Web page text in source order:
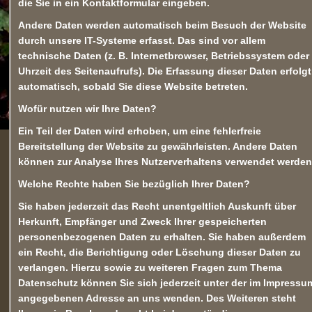
die Sie in ein Kontaktformular eingeben.
Andere Daten werden automatisch beim Besuch der Website
durch unsere IT-Systeme erfasst. Das sind vor allem
technische Daten (z. B. Internetbrowser, Betriebssystem oder
Uhrzeit des Seitenaufrufs). Die Erfassung dieser Daten erfolgt
automatisch, sobald Sie diese Website betreten.
Wofür nutzen wir Ihre Daten?
Ein Teil der Daten wird erhoben, um eine fehlerfreie
Bereitstellung der Website zu gewährleisten. Andere Daten
können zur Analyse Ihres Nutzerverhaltens verwendet
Welche Rechte haben Sie bezüglich Ihrer Daten?
Sie haben jederzeit das Recht unentgeltlich Auskunft über
Herkunft, Empfänger und Zweck Ihrer gespeicherten
personenbezogenen Daten zu erhalten. Sie haben außerdem
ein Recht, die Berichtigung oder Löschung dieser Daten zu
verlangen. Hierzu sowie zu weiteren Fragen zum Thema
Datenschutz können Sie sich jederzeit unter der im
angegebenen Adresse an uns wenden. Des Weiteren steht